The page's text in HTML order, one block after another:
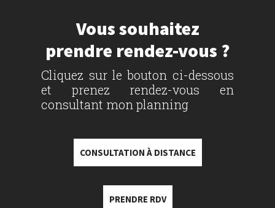
Vous souhaitez
prendre rendez-vous ?
Cliquez sur le bouton ci-dessous
et prenez rendez-vous en
consultant mon planning
CONSULTATION À DISTANCE
PRENDRE RDV